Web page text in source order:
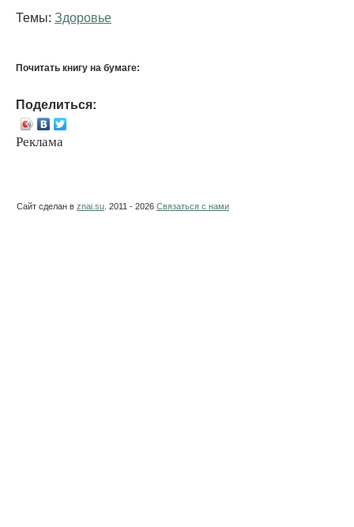
Темы: Здоровье
Почитать книгу на бумаге:
Поделиться:
Реклама
Сайт сделан в znai.su . 2011 - 2026 Связаться с нами